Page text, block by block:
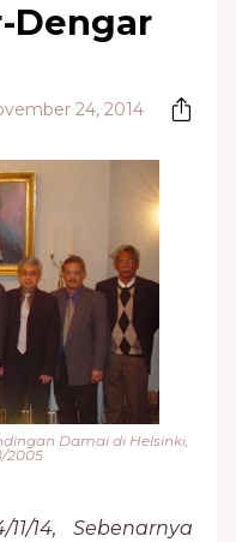
Dengar
24, 2014
Damai di Helsinki,
2005
14, Sebenarnya